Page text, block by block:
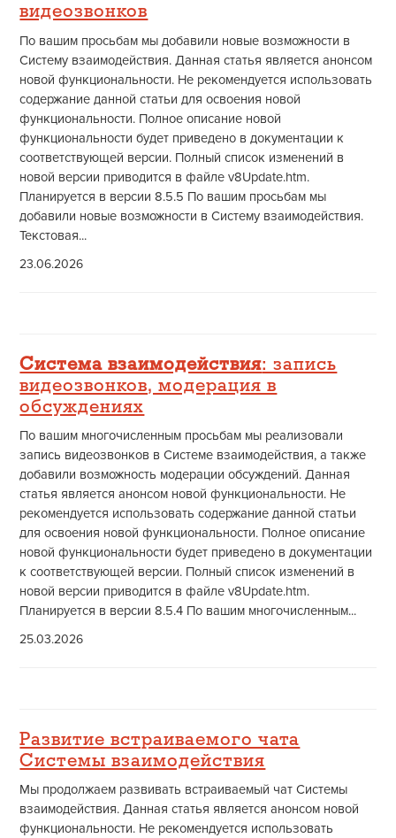
видеозвонков
По вашим просьбам мы добавили новые возможности в
Систему взаимодействия. Данная статья является анонсом
новой функциональности. Не рекомендуется использовать
содержание данной статьи для освоения новой
функциональности. Полное описание новой
функциональности будет приведено в документации к
соответствующей версии. Полный список изменений в
новой версии приводится в файле v8Update.htm.
Планируется в версии 8.5.5 По вашим просьбам мы
добавили новые возможности в Систему взаимодействия.
Текстовая...
23.06.2026
Система взаимодействия: запись
видеозвонков, модерация в
обсуждениях
По вашим многочисленным просьбам мы реализовали
запись видеозвонков в Системе взаимодействия, а также
добавили возможность модерации обсуждений. Данная
статья является анонсом новой функциональности. Не
рекомендуется использовать содержание данной статьи
для освоения новой функциональности. Полное описание
новой функциональности будет приведено в документации
к соответствующей версии. Полный список изменений в
новой версии приводится в файле v8Update.htm.
Планируется в версии 8.5.4 По вашим многочисленным...
25.03.2026
Развитие встраиваемого чата
Системы взаимодействия
Мы продолжаем развивать встраиваемый чат Системы
взаимодействия. Данная статья является анонсом новой
функциональности. Не рекомендуется использовать